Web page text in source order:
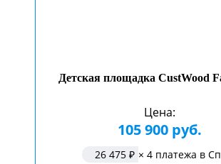
Детская площадка CustWood
Цена:
105 900 руб.
26 475 ₽ × 4 платежа в